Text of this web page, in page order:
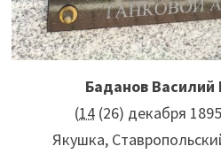
Баданов Василий
(14 (26) декабря
Якушка,